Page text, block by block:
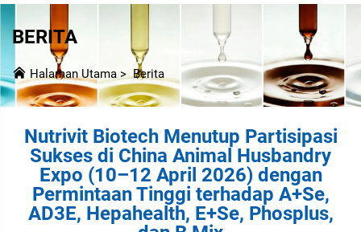
BERITA
Halaman Utama >Berita
Nutrivit Biotech Menutup Partisipasi
Sukses di China Animal Husbandry
Expo (10–12 April 2026) dengan
Permintaan Tinggi terhadap A+Se,
AD3E, Hepahealth, E+Se, Phosplus,